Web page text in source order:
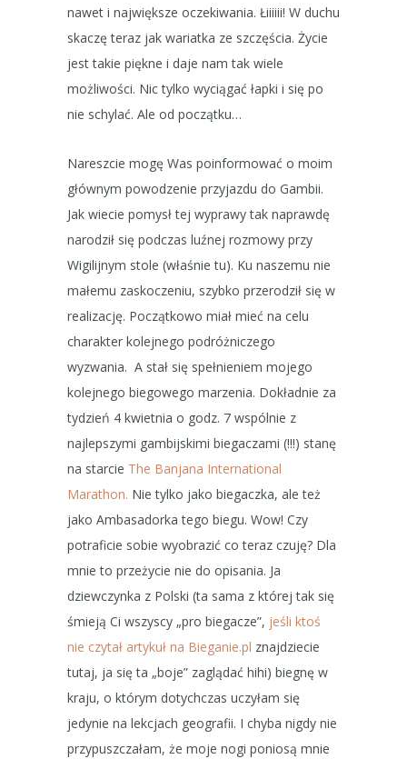
nawet i największe oczekiwania. Łiiiiii! W duchu
skaczę teraz jak wariatka ze szczęścia. Życie
jest takie piękne i daje nam tak wiele
możliwości. Nic tylko wyciągać łapki i się po
nie schylać. Ale od początku…
Nareszcie mogę Was poinformować o moim
głównym powodzenie przyjazdu do Gambii.
Jak wiecie pomysł tej wyprawy tak naprawdę
narodził się podczas luźnej rozmowy przy
Wigilijnym stole (właśnie tu). Ku naszemu nie
małemu zaskoczeniu, szybko przerodził się w
realizację. Początkowo miał mieć na celu
charakter kolejnego podróżniczego
wyzwania. A stał się spełnieniem mojego
kolejnego biegowego marzenia. Dokładnie za
tydzień 4 kwietnia o godz. 7 wspólnie z
najlepszymi gambijskimi biegaczami (!!!) stanę
na starcie The Banjana International
Marathon. Nie tylko jako biegaczka, ale też
jako Ambasadorka tego biegu. Wow! Czy
potraficie sobie wyobrazić co teraz czuję? Dla
mnie to przeżycie nie do opisania. Ja
dziewczynka z Polski (ta sama z której tak się
śmieją Ci wszyscy „pro biegacze”, jeśli ktoś
nie czytał artykuł na Bieganie.pl znajdziecie
tutaj, ja się ta „boje” zaglądać hihi) biegnę w
kraju, o którym dotychczas uczyłam się
jedynie na lekcjach geografii. I chyba nigdy nie
przypuszczałam, że moje nogi poniosą mnie